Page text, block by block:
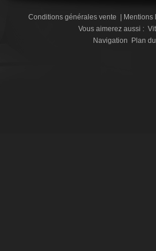
Conditions générales vente | Mentions
Vous aimerez aussi :
Navigation Plan